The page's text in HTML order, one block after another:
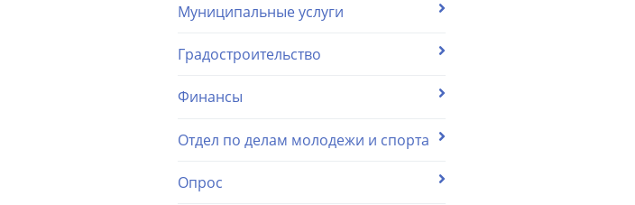
Муниципальные услуги
Градостроительство
Финансы
Отдел по делам молодежи и спорта
Опрос